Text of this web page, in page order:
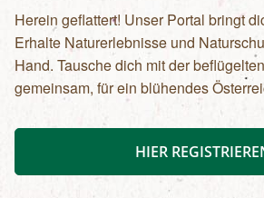
Herein geflattert! Unser Portal bringt
Erhalte Naturerlebnisse und
Hand. Tausche dich mit der
gemeinsam, für ein blühendes
HIER